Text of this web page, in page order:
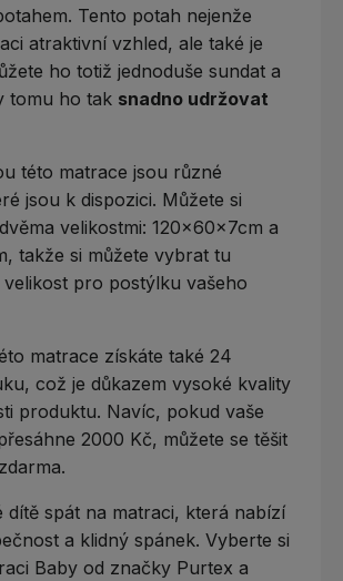
Tento potah nejenže
atraktivní vzhled, ale také je
ho totiž jednoduše sundat a
tomu ho tak snadno udržovat
této matrace jsou různé
jsou k dispozici. Můžete si
velikostmi: 120x60x7cm a
takže si můžete vybrat tu
velikost pro postýlku vašeho
matrace získáte také 24
což je důkazem vysoké kvality
produktu. Navíc, pokud vaše
2000 Kč, můžete se těšit
dítě spát na matraci, která nabízí
a klidný spánek. Vyberte si
Baby od značky Purtex a